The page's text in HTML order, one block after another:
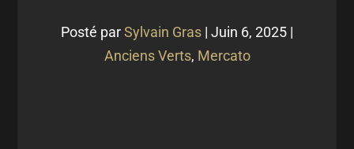
Posté parSylvain Gras | Juin 6, 2025 |
Anciens Verts, Mercato